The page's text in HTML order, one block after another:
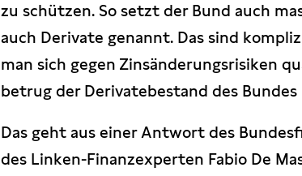
zu schützen. So setzt der Bund auch
auch Derivate genannt. Das sind
man sich gegen Zinsänderungsrisiken
betrug der Derivatebestand des
Das geht aus einer Antwort des
des Linken-Finanzexperten Fabio De